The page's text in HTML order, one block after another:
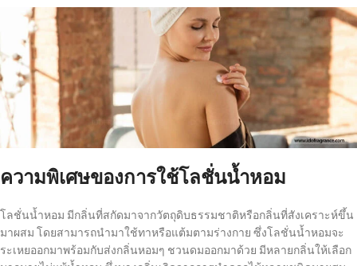
ความพิเศษของการใช้โลชั่นน้ำหอม
โลชั่นน้ำหอม มีกลิ่นที่สกัดมาจากวัตถุดิบธรรมชาติหรือกลิ่นที่สังเคราะห์ขึ้น
มาผสม โดยสามารถนำมาใช้ทาหรือแต้มตามร่างกาย ซึ่งโลชั่นน้ำหอมจะ
ระเหยออกมาพร้อมกับส่งกลิ่นหอมๆ ชวนดมออกมาด้วย มีหลายกลิ่นให้เลือก